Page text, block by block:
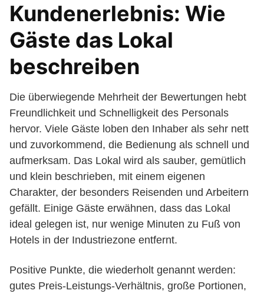
Kundenerlebnis: Wie
Gäste das Lokal
beschreiben
Die überwiegende Mehrheit der Bewertungen hebt
Freundlichkeit und Schnelligkeit des Personals
hervor. Viele Gäste loben den Inhaber als sehr nett
und zuvorkommend, die Bedienung als schnell und
aufmerksam. Das Lokal wird als sauber, gemütlich
und klein beschrieben, mit einem eigenen
Charakter, der besonders Reisenden und Arbeitern
gefällt. Einige Gäste erwähnen, dass das Lokal
ideal gelegen ist, nur wenige Minuten zu Fuß von
Hotels in der Industriezone entfernt.
Positive Punkte, die wiederholt genannt werden:
gutes Preis-Leistungs-Verhältnis, große Portionen,